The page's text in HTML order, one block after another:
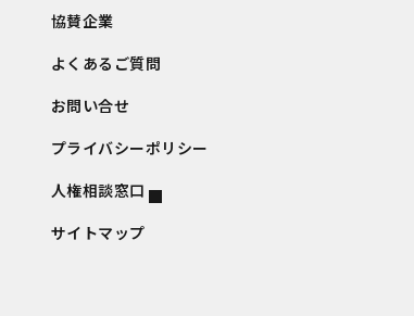
協賛企業
よくあるご質問
お問い合せ
プライバシーポリシー
人権相談窓口
サイトマップ